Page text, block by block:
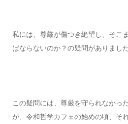
私には、尊厳が傷つき絶望し、そこ
ばならないのか？の疑問がありました
この疑問には、尊厳を守られなかっ
が、令和哲学カフェの始めの頃、そ